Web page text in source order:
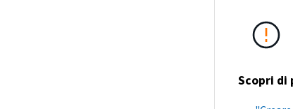
Scopri di